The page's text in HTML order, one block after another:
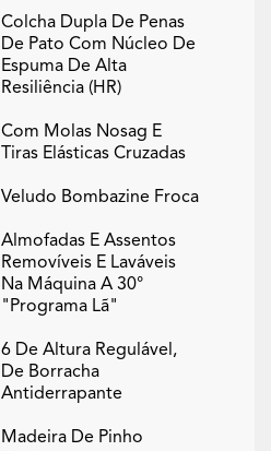
Colcha Dupla De Penas
De Pato Com Núcleo De
Espuma De Alta
Resiliência (HR)
Com Molas Nosag E
Tiras Elásticas Cruzadas
Veludo Bombazine Froca
Almofadas E Assentos
Removíveis E Laváveis
Na Máquina A 30°
"programa Lã"
6 De Altura Regulável,
De Borracha
Antiderrapante
Madeira De Pinho